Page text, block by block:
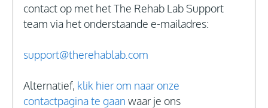
contact op met het The Rehab Lab Support
team via het onderstaande e-mailadres:
support@therehablab.com
Alternatief, klik hier om naar onze
contactpagina te gaan waar je ons